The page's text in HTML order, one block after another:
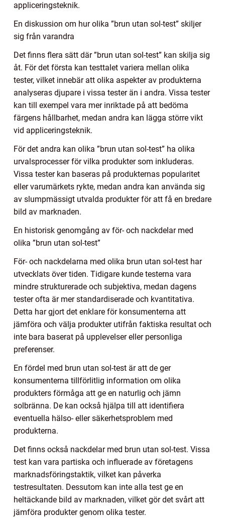
appliceringsteknik.
En diskussion om hur olika ”brun utan sol-test” skiljer
sig från varandra
Det finns flera sätt där ”brun utan sol-test” kan skilja sig
åt. För det första kan testtalet variera mellan olika
tester, vilket innebär att olika aspekter av produkterna
analyseras djupare i vissa tester än i andra. Vissa tester
kan till exempel vara mer inriktade på att bedöma
färgens hållbarhet, medan andra kan lägga större vikt
vid appliceringsteknik.
För det andra kan olika ”brun utan sol-test” ha olika
urvalsprocesser för vilka produkter som inkluderas.
Vissa tester kan baseras på produkternas popularitet
eller varumärkets rykte, medan andra kan använda sig
av slumpmässigt utvalda produkter för att få en bredare
bild av marknaden.
En historisk genomgång av för- och nackdelar med
olika ”brun utan sol-test”
För- och nackdelarna med olika brun utan sol-test har
utvecklats över tiden. Tidigare kunde testerna vara
mindre strukturerade och subjektiva, medan dagens
tester ofta är mer standardiserade och kvantitativa.
Detta har gjort det enklare för konsumenterna att
jämföra och välja produkter utifrån faktiska resultat och
inte bara baserat på upplevelser eller personliga
preferenser.
En fördel med brun utan sol-test är att de ger
konsumenterna tillförlitlig information om olika
produkters förmåga att ge en naturlig och jämn
solbränna. De kan också hjälpa till att identifiera
eventuella hälso- eller säkerhetsproblem med
produkterna.
Det finns också nackdelar med brun utan sol-test. Vissa
test kan vara partiska och influerade av företagens
marknadsföringstaktik, vilket kan påverka
testresultaten. Dessutom kan inte alla test ge en
heltäckande bild av marknaden, vilket gör det svårt att
jämföra produkter genom olika tester.